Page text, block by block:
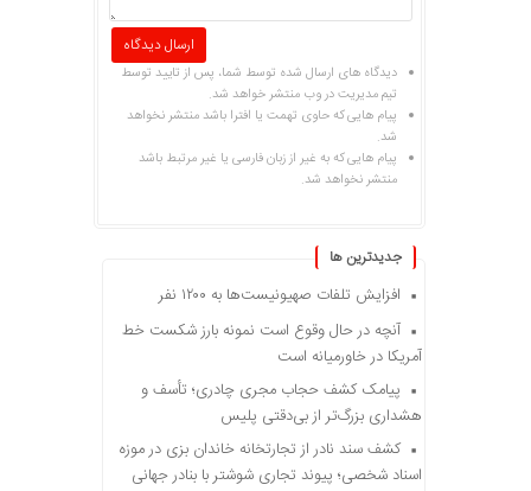
دیدگاه های ارسال شده توسط شما، پس از تایید توسط
تیم مدیریت در وب منتشر خواهد شد.
پیام هایی که حاوی تهمت یا افترا باشد منتشر نخواهد
شد.
پیام هایی که به غیر از زبان فارسی یا غیر مرتبط باشد
منتشر نخواهد شد.
جديدترين ها
افزایش تلفات صهیونیست‌ها به ۱۲۰۰ نفر
آنچه در حال وقوع است نمونه بارز شکست خط
آمریکا در خاورمیانه است
پیامک کشف حجاب مجری چادری؛ تأسف و
هشداری بزرگ‌تر از بی‌دقتی پلیس
کشف سند نادر از تجارتخانه خاندان بزی در موزه
اسناد شخصی؛ پیوند تجاری شوشتر با بنادر جهانی